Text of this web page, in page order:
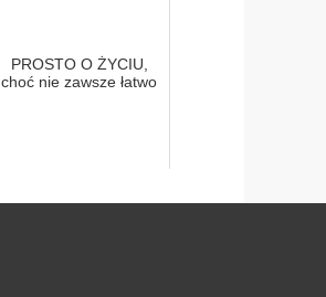
PROSTO O ŻYCIU,
choć nie zawsze łatwo